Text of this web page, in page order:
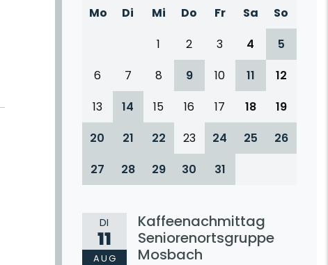
Mo Di Mi Do Fr Sa
So
1
2 3 4
5
6
7 8 9 10 11
12
13
14 15 16 17 18
19
20
21 22 23 24 25
26
27
28 29 30 31
DI
11
AUG
Kaffeenachmittag
Seniorenortsgruppe
Mosbach